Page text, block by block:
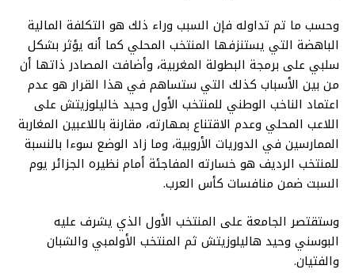
وحسب ما تم تداوله فإن السبب وراء ذلك هو التكلفة المالية
الباهضة التي يستنزفها المنتخب المحلي كما أنه يؤثر بشكل
سلبي على برمجة البطولة المغربية، وأضافت المصادر ذاتها أن
من بين الأسباب كذلك التي ستساهم في هذا القرار هو عدم
اعتماد الناخب الوطني للمنتخب الأول وحيد خاليلوزيتش على
اللاعب المحلي وعدم الاقتناع بمهارته، مقارنة باللاعبين المغاربة
الممارسين في الدوريات الأروبية، وما زاد الوضع سوءا بالنسبة
للمنتخب الرديف هو خسارته المفاجئة أمام نظيره الجزائر يوم
السبت ضمن منافسات كأس العرب.
وستقتصر الجامعة على المنتخب الأول الذي يشرف عليه
البوسني وحيد هاليلوزيتش ثم المنتخب الأولمبي والشبان
والفتيان.